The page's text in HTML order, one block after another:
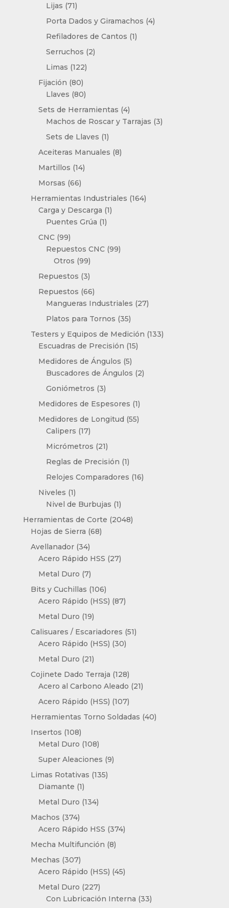
Lijas 7171
productos
Porta Dados y Giramachos 44
Refiladores de Cantos 11
Serruchos 22
Limas 122122
Fijación 8080
productos
Llaves 8080
productos
Sets de Herramientas 44
productos
Machos de Roscar y Tarrajas 33
Sets de Llaves 11
producto
Aceiteras Manuales 88
Martillos 1414
Morsas 6666
productos
Herramientas Industriales 164164
Carga y Descarga 11
Puentes Grúa 11
CNC 9999
productos
Repuestos CNC 9999
Otros 9999
productos
Repuestos 33
productos
Repuestos 6666
productos
Mangueras Industriales 2727
Platos para Tornos 3535
productos
Testers y Equipos de Medición 133133
Escuadras de Precisión 1515
Medidores de Ángulos 55
productos
Buscadores de Ángulos 22
Goniómetros 33
productos
Medidores de Espesores 11
producto
Medidores de Longitud 5555
Calipers 1717
productos
Micrómetros 2121
productos
Reglas de Precisión 11
producto
Relojes Comparadores 1616
Niveles 11
producto
Nivel de Burbujas 11
producto
Herramientas de Corte 20482048
Hojas de Sierra 6868
Avellanador 3434
productos
Acero Rápido HSS 2727
Metal Duro 77
productos
Bits y Cuchillas 106106
productos
Acero Rápido (HSS) 8787
Metal Duro 1919
productos
Calisuares / Escariadores 5151
Acero Rápido (HSS) 3030
Metal Duro 2121
productos
Cojinete Dado Terraja 128128
productos
Acero al Carbono Aleado 2121
Acero Rápido (HSS) 107107
productos
Herramientas Torno Soldadas 4040
Insertos 108108
productos
Metal Duro 108108
productos
Super Aleaciones 99
Limas Rotativas 135135
Diamante 11
producto
Metal Duro 134134
Machos 374374
productos
Acero Rápido HSS 374374
Mecha Multifunción 88
Mechas 307307
productos
Acero Rápido (HSS) 4545
Metal Duro 227227
productos
Con Lubricación Interna 3333